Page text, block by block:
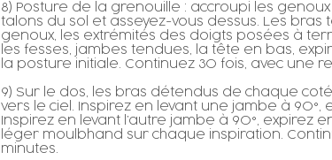
8) Posture de la grenouille : accroupi les
talons du sol et asseyez-vous dessus. Les bras
genoux, les extrémités des doigts posées à
les fesses, jambes tendues, la tête en bas,
la posture initiale. Continuez 30 fois, avec une
9) Sur le dos, les bras détendus de chaque
vers le ciel. Inspirez en levant une jambe à 90°,
Inspirez en levant l’autre jambe à 90°, expirez
léger moulbhand sur chaque inspiration.
minutes.